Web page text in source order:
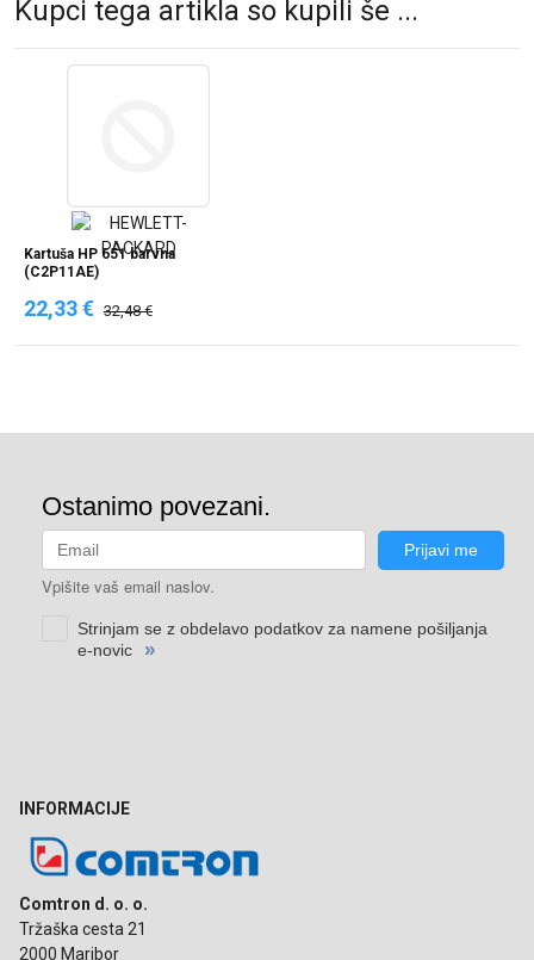
Kupci tega artikla so kupili še ...
Kartuša HP 651 barvna
(C2P11AE)
22,33 € 32,48 €
INFORMACIJE
Comtron d. o. o.
Tržaška cesta 21
2000 Maribor